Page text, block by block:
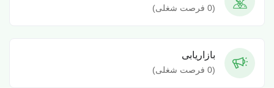
(
0 فرصت شغلی)
بازاریابی
(
0 فرصت شغلی)